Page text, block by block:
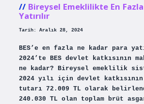
Bireysel Emeklilikte En
Yatırılır
Tarih: Aralık 28, 2024
BES’e en fazla ne kadar para
2024’te BES devlet katkısının
ne kadar? Bireysel emeklilik
2024 yılı için devlet katkısının
tutarı 72.009 TL olarak
240.030 TL olan toplam brüt